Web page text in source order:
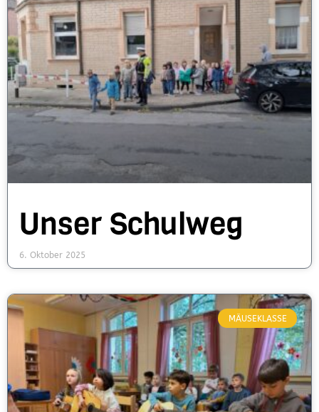
Unser Schulweg
6. Oktober 2025
MÄUSEKLASSE